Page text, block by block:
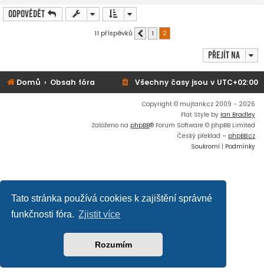
Tato stránka používá cookies k zajištění správné
funkčnosti fóra. Zjistit více
Rozumím
e
k
Odpovědět
11 příspěvků Předchozí
1 2
Přejít na
Domů Obsah fóra Všechny časy jsou v UTC+02:00
Copyright © mujtank.cz 2009 - 2026
Flat Style by Ian Bradley
Založeno na phpBB® Forum Software © phpBB Limited
Český překlad – phpBB.cz
Soukromí | Podmínky